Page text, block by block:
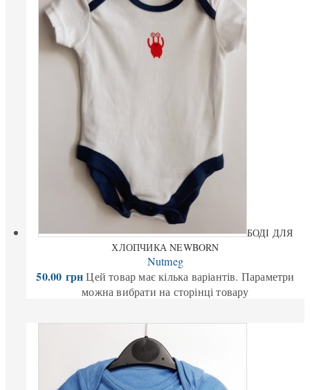
БОДІ ДЛЯ
ХЛОПЧИКА NEWBORN
Nutmeg
50.00 грн Цей товар має кілька варіантів. Параметри
можна вибрати на сторінці товару